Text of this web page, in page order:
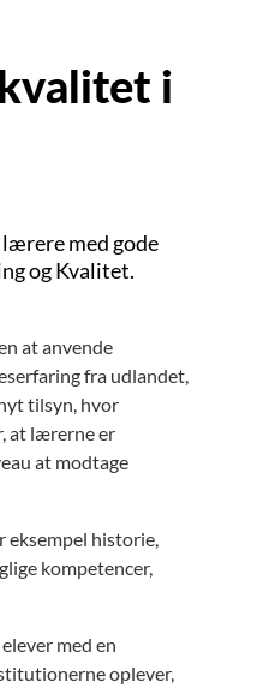
i
med gode
og Kvalitet.
at anvende
fra udlandet,
tilsyn, hvor
at lærerne er
at modtage
eksempel historie,
kompetencer,
med en
oplever,